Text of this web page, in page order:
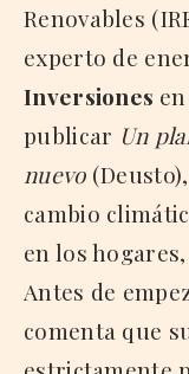
Renovables
experto de
Inversiones en
publicar Un
nuevo
cambio
en los
Antes de
comenta que